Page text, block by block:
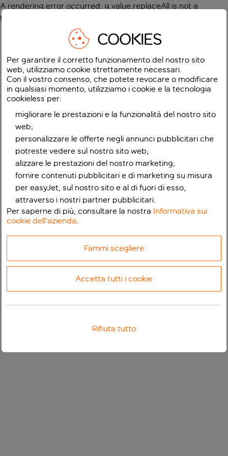
A rendering error occurred: g.value.replaceAll is not a
function
COOKIES
Per garantire il corretto funzionamento del nostro sito
web, utilizziamo cookie strettamente necessari.
Con il vostro consenso, che potete revocare o modificare
in qualsiasi momento, utilizziamo i cookie e la tecnologia
cookieless per:
migliorare le prestazioni e la funzionalità del nostro sito
web;
personalizzare le offerte negli annunci pubblicitari che
potreste vedere sul nostro sito web;
alizzare le prestazioni del nostro marketing;
fornire contenuti pubblicitari e di marketing su misura
per easyJet, sul nostro sito e al di fuori di esso,
attraverso i nostri partner pubblicitari.
Per saperne di più, consultare la nostra Informativa sui
cookie dell'azienda.
Fammi scegliere
Accetta tutti i cookie
Rifiuta tutto